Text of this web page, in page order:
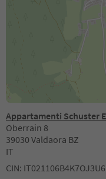
Appartamenti Schuster
Oberrain 8
39030 Valdaora BZ
IT
CIN: